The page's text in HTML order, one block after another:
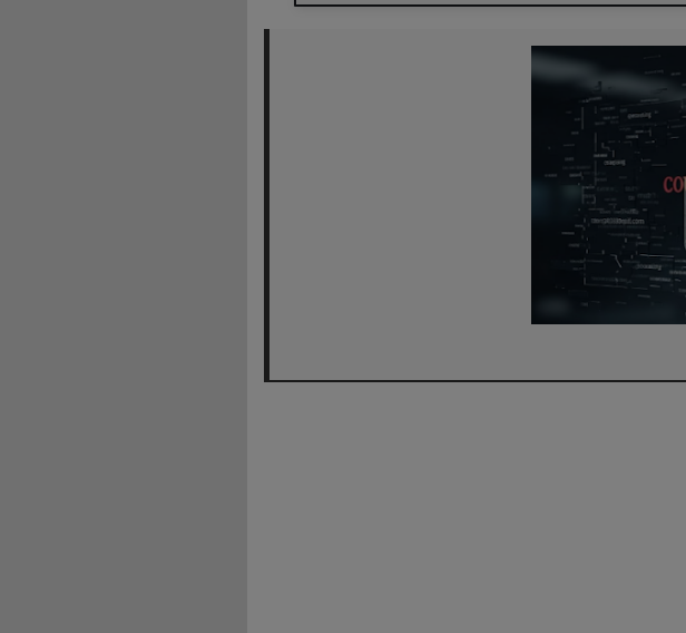
📌 사건 개요 — 유출 규모와 경위
⚠️ 파장: 피해 규모 · 손해 배상 · 2차 피해 우려
✅ 사용자 입장에서 해야 할 일